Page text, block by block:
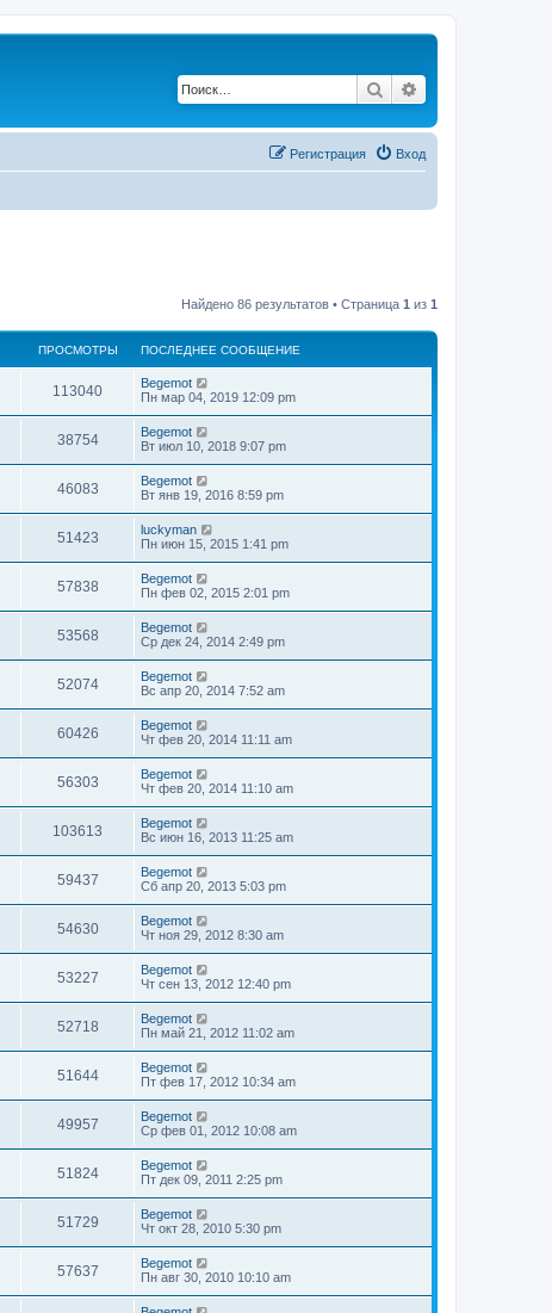
Поиск
Вход
Регистрация
Найдено 86 результатов • Страница 1 из 1
ПРОСМОТРЫ ПОСЛЕДНЕЕ СООБЩЕНИЕ
113040
Begemot
Пн мар 04, 2019 12:09 pm
38754
Begemot
Вт июл 10, 2018 9:07 pm
46083
Begemot
Вт янв 19, 2016 8:59 pm
51423
luckyman
Пн июн 15, 2015 1:41 pm
57838
Begemot
Пн фев 02, 2015 2:01 pm
53568
Begemot
Ср дек 24, 2014 2:49 pm
52074
Begemot
Вс апр 20, 2014 7:52 am
60426
Begemot
Чт фев 20, 2014 11:11 am
56303
Begemot
Чт фев 20, 2014 11:10 am
103613
Begemot
Вс июн 16, 2013 11:25 am
59437
Begemot
Сб апр 20, 2013 5:03 pm
54630
Begemot
Чт ноя 29, 2012 8:30 am
53227
Begemot
Чт сен 13, 2012 12:40 pm
52718
Begemot
Пн май 21, 2012 11:02 am
51644
Begemot
Пт фев 17, 2012 10:34 am
49957
Begemot
Ср фев 01, 2012 10:08 am
51824
Begemot
Пт дек 09, 2011 2:25 pm
51729
Begemot
Чт окт 28, 2010 5:30 pm
57637
Begemot
Пн авг 30, 2010 10:10 am